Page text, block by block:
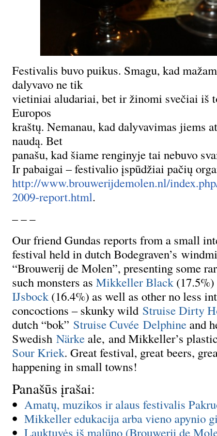
Festivalis buvo puikus. Smagu, kad
dalyvavo ne tik
vietiniai aludariai, bet ir žinomi svečiai iš
Europos
kraštų. Nemanau, kad dalyvavimas jiems
naudą. Bet
panašu, kad šiame renginyje tai nebuvo
Ir pabaigai – festivalio įspūdžiai pačių
http://www.brouwerijdemolen.nl/
2009-report.html.
– – –
Our friend Gundas reports from a small
festival held in dutch Bodegraven’s
“Brouwerij de Molen”, presenting some
such monsters as Mikkeller Black
IJsbock(16.4%) as well as other no less
concoctions – skunky wild Struise Dirty
dutch “bok” Struise Cuvée Delphine and
Swedish Närke ale, and Mikkeller’s
Sour Kriek. Great festival, great beers,
happening in small towns!
Panašūs įrašai:
Amatų, muzikos ir alaus festivalis
Mikkeller edukacija arba vieno apynio
Lauktuvės iš malūno (Brouwerij de